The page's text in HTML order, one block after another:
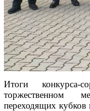
Итоги конкурса-
торжественном
переходящих кубков